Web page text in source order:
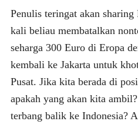
Penulis teringat akan sharing
kali beliau membatalkan
seharga 300 Euro di Eropa
kembali ke Jakarta untuk
Pusat. Jika kita berada di
apakah yang akan kita
terbang balik ke Indonesia?